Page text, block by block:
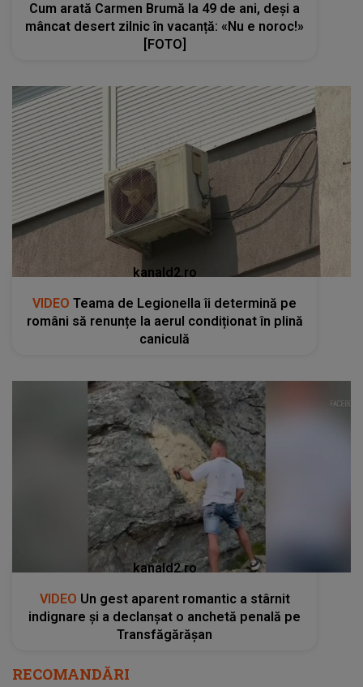
Cum arată Carmen Brumă la 49 de ani, deși a
mâncat desert zilnic în vacanță: «Nu e noroc!»
[FOTO]
kanald2.ro
VIDEO Teama de Legionella îi determină pe
români să renunțe la aerul condiționat în plină
caniculă
kanald2.ro
VIDEO Un gest aparent romantic a stârnit
indignare și a declanșat o anchetă penală pe
Transfăgărășan
RECOMANDĂRI